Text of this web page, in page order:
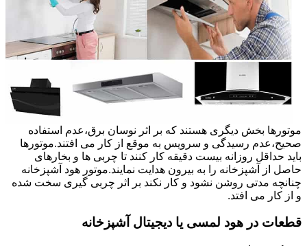
موتورها بخش دیگری هستند که بر اثر نوسان برق،عدم استفاده
صحیح،عدم رسیدگی و سرویس به موقع از کار می افتند.موتورها
باید حداقل روزانه بیست دقیقه کار کنند تا چربی ها و بخارهای
حاصل از آشپزخانه را به بیرون هدایت نمایند.موتور هود آشپزخانه
چنانچه مدتی روشن نشود و کار نکند بر اثر چربی گیری سخت شده
و از کار می افتد.
قطعات در هود لمسی یا دیجیتال آشپزخانه